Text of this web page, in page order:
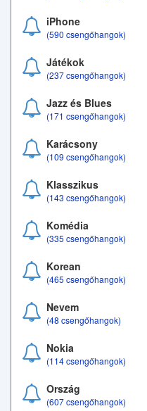
iPhone
(590 csengőhangok)
Játékok
(237 csengőhangok)
Jazz és Blues
(171 csengőhangok)
Karácsony
(109 csengőhangok)
Klasszikus
(143 csengőhangok)
Komédia
(335 csengőhangok)
Korean
(465 csengőhangok)
Nevem
(48 csengőhangok)
Nokia
(114 csengőhangok)
Ország
(607 csengőhangok)